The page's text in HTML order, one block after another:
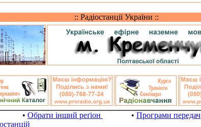
:: Радіостанції України ::
Обрати інший реґіон • Програми передач